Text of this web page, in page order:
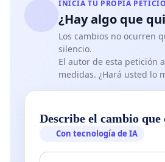
INICIA TU PROPIA
¿Hay algo que
Los cambios no ocurren
silencio.
El autor de esta petición
medidas. ¿Hará usted lo
Describe el cambio que
Con tecnología de IA